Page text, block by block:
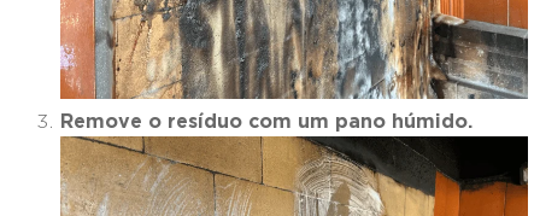
Remove o resíduo com um pano húmido.